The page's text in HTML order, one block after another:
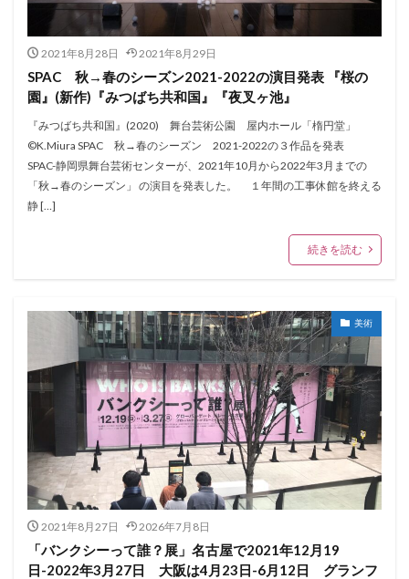
2021年8月28日 2021年8月29日
SPAC 秋→春のシーズン2021-2022の演目発表 『桜の
園』(新作)『みつばち共和国』『夜叉ヶ池』
『みつばち共和国』(2020) 舞台芸術公園 屋内ホール「楕円堂」
©K.Miura SPAC 秋→春のシーズン 2021-2022の３作品を発表
SPAC-静岡県舞台芸術センターが、2021年10月から2022年3月までの
「秋→春のシーズン」 の演目を発表した。 １年間の工事休館を終える
静 […]
続きを読む
美術
2021年8月27日 2026年7月8日
「バンクシーって誰？展」名古屋で2021年12月19
日-2022年3月27日 大阪は4月23日-6月12日 グランフ